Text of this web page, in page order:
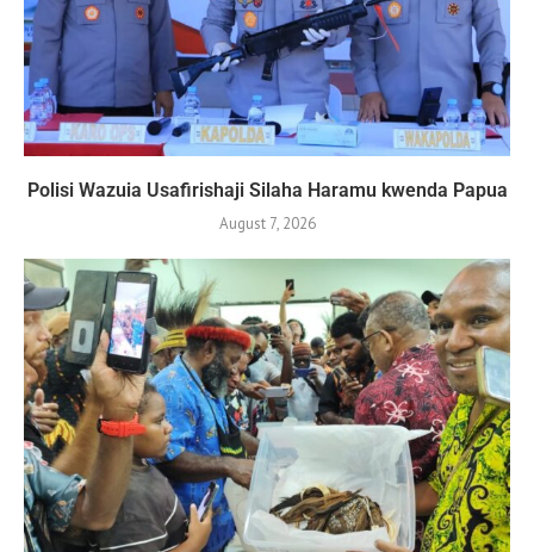
Polisi Wazuia Usafirishaji Silaha Haramu kwenda Papua
August 7, 2026